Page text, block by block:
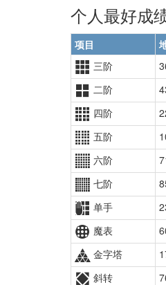
个人最好成
项目
三阶
二阶
四阶
五阶
六阶
七阶
单手
魔表
金字塔
斜转